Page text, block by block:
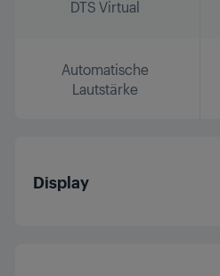
DTS Virtual
Automatische
Lautstärke
Display